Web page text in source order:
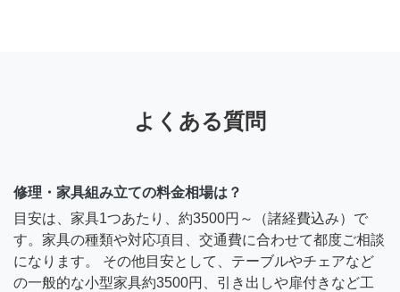
よくある質問
修理・家具組み立ての料金相場は？
目安は、家具1つあたり、約3500円～（諸経費込み）で
す。家具の種類や対応項目、交通費に合わせて都度ご相談
になります。 その他目安として、テーブルやチェアなど
の一般的な小型家具約3500円、引き出しや扉付きなど工